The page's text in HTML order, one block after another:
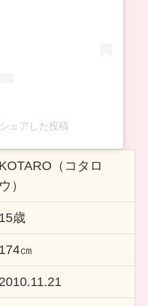
ェアした投稿
KOTARO（コタロ
ウ）
15歳
174㎝
2010.11.21